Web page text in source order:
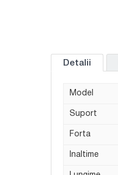
Detalii
Model
Suport
Forta
Inaltime